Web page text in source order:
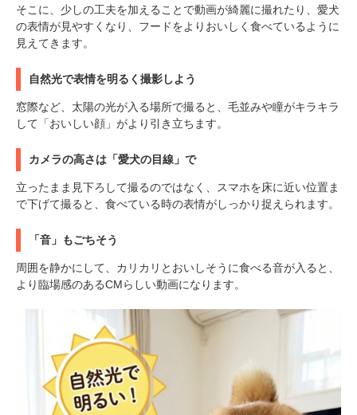
そこに、少しの工夫を加えることで動画が綺麗に撮れたり、愛犬
の表情が見やすくなり、フードをよりおいしく食べているように
見えてきます。
自然光で表情を明るく撮影しよう
窓際など、太陽の光が入る場所で撮ると、毛並みや瞳がキラキラ
して「おいしい顔」がより引き立ちます。
カメラの高さは「愛犬の目線」で
立ったまま見下ろして撮るのではなく、スマホを床に近い位置ま
で下げて撮ると、食べている時の表情がしっかり捉えられます。
「音」もごちそう
周囲を静かにして、カリカリとおいしそうに食べる音が入ると、
より臨場感のあるCMらしい動画になります。